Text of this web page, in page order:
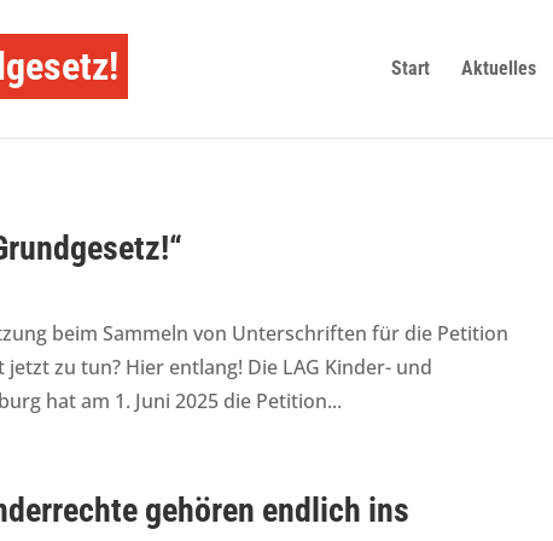
Start Aktuelles
beim Sammeln von Unterschriften für die Petition
zu tun? Hier entlang! Die LAG Kinder- und
hat am 1. Juni 2025 die Petition...
gehören endlich ins